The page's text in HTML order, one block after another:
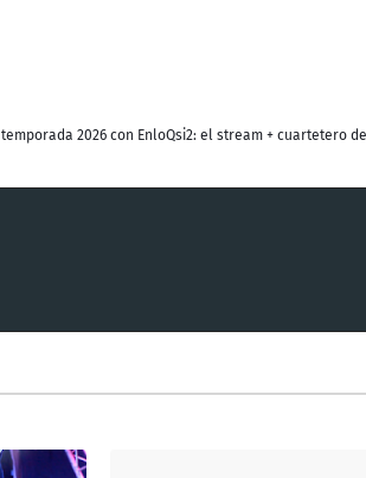
2026 con EnloQsi2: el stream + cuartetero